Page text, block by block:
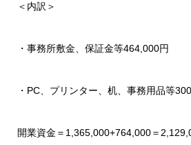
＜内訳＞
・事務所敷金、保証金等464,000円
・PC、プリンター、机、事務用品等
開業資金＝1,365,000+764,000＝